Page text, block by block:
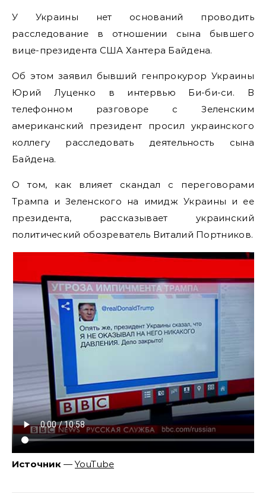
У Украины нет оснований проводить
расследование в отношении сына бывшего
вице-президента США Хантера Байдена.
Об этом заявил бывший генпрокурор Украины
Юрий Луценко в интервью Би-би-си. В
телефонном разговоре с Зеленским
американский президент просил украинского
коллегу расследовать деятельность сына
Байдена.
О том, как влияет скандал с переговорами
Трампа и Зеленского на имидж Украины и ее
президента, рассказывает украинский
политический обозреватель Виталий Портников.
Источник — YouTube